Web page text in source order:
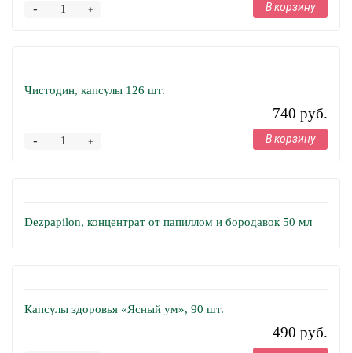
+
- В корзину
Чистодин, капсулы 126 шт.
740 руб.
+
- В корзину
Dezpapilon, концентрат от папиллом и бородавок 50 мл
Капсулы здоровья «Ясный ум», 90 шт.
490 руб.